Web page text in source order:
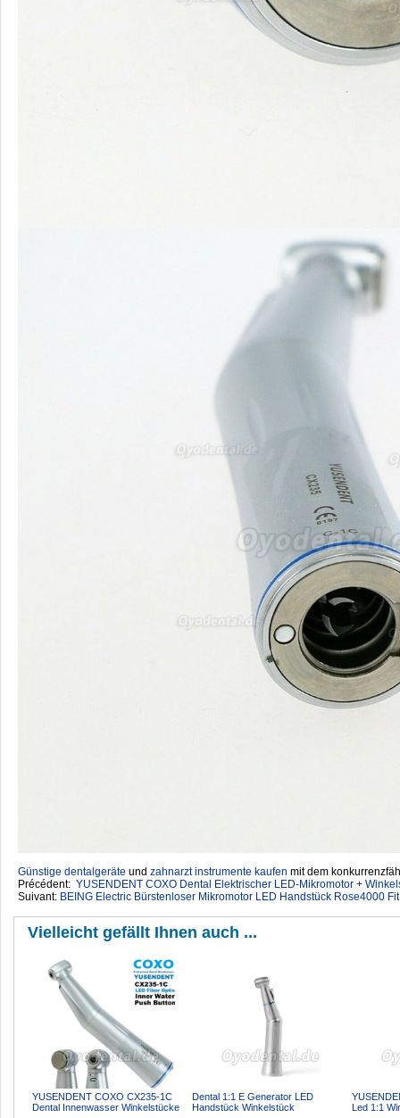
Günstige dentalgeräte ‎ und zahnarzt instrumente kaufen mit dem
Précédent: YUSENDENT COXO Dental Elektrischer LED-Mikromotor +
Suivant: BEING Electric Bürstenloser Mikromotor LED Handstück Rose4000
Vielleicht gefällt Ihnen auch ...
YUSENDENT COXO CX235-1C
Dental Innenwasser Winkelstücke
Dental 1:1 E Generator LED
Handstück Winkelstück
Led 1:1